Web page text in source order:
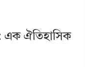
এক ঐতিহাসিক